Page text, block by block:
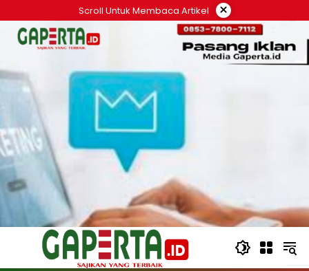
ke
konten
Scroll Untuk Membaca Artikel ×